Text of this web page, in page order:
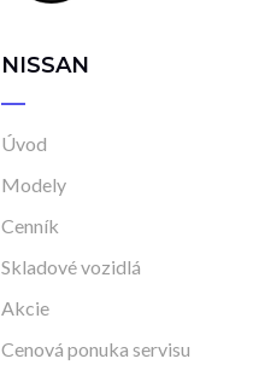
NISSAN
Úvod
Modely
Cenník
Skladové vozidlá
Akcie
Cenová ponuka servisu